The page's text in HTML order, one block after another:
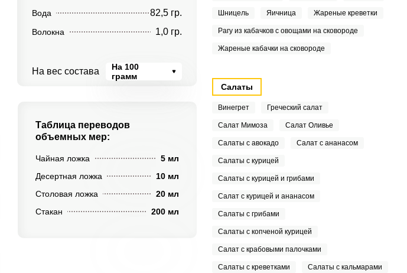
Вода 82,5 гр.
Волокна 1,0 гр.
На вес состава
На 100
грамм
Таблица переводов
объемных мер:
Чайная ложка
5 мл
Десертная ложка
10 мл
Столовая ложка
20 мл
Стакан
200 мл
Шницель Яичница Жареные креветки
Рагу из кабачков с овощами на сковороде
Жареные кабачки на сковороде
Салаты
Винегрет Греческий салат
Салат Мимоза Салат Оливье
Салаты с авокадо Салат с ананасом
Салаты с курицей
Салаты с курицей и грибами
Салат с курицей и ананасом
Салаты с грибами
Салаты с копченой курицей
Салат с крабовыми палочками
Салаты с креветками Салаты с кальмарами